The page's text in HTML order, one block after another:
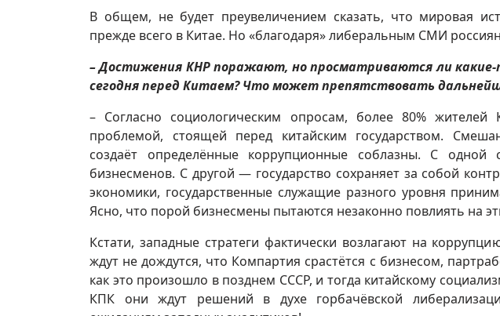
В общем, не будет преувеличением сказать, что мировая
прежде всего в Китае. Но «благодаря» либеральным СМИ
– Достижения КНР поражают, но просматриваются ли
сегодня перед Китаем? Что может препятствовать
– Согласно социологическим опросам, более 80%
проблемой, стоящей перед китайским государством.
создаёт определённые коррупционные соблазны. С
бизнесменов. С другой — государство сохраняет за собой
экономики, государственные служащие разного уровня
Ясно, что порой бизнесмены пытаются незаконно повлиять на
Кстати, западные стратеги фактически возлагают на
ждут не дождутся, что Компартия срастётся с бизнесом,
как это произошло в позднем СССР, и тогда китайскому
КПК они ждут решений в духе горбачёвской